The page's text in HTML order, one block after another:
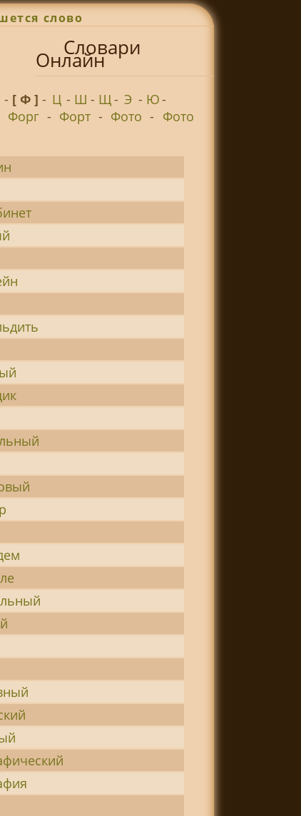
слово
Словари
Онлайн
- [ Ф ]- Ц - Ш - Щ- Э - Ю-
Форг - Форт - Фото - Фото